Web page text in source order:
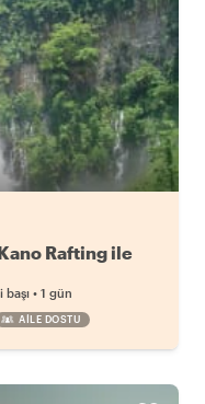
Rafting ile
başı • 1 gün
AILE DOSTU